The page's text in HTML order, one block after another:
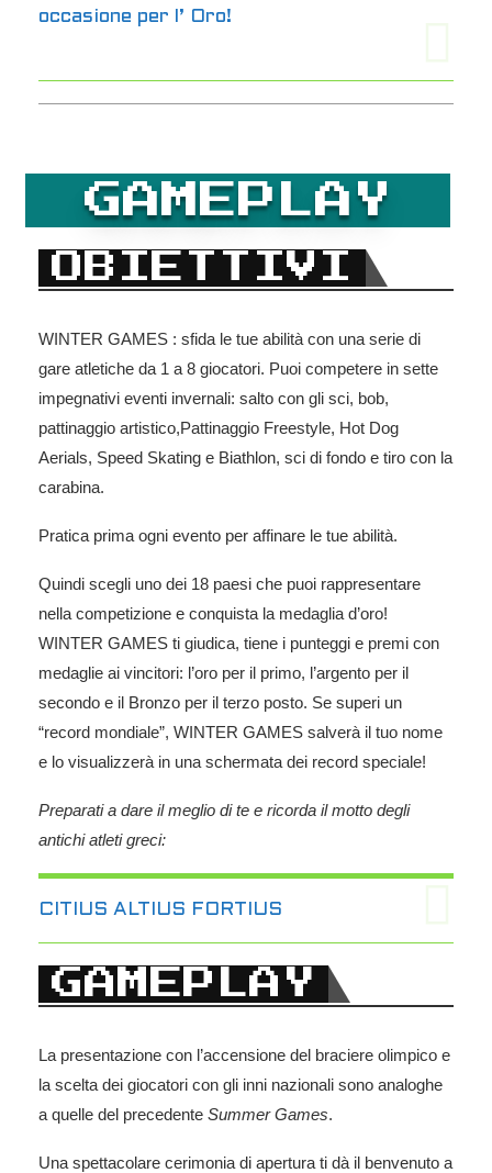
occasione per l’ Oro!
GAMEPLAY
OBIETTIVI
WINTER GAMES : sfida le tue abilità con una serie di
gare atletiche da 1 a 8 giocatori. Puoi competere in sette
impegnativi eventi invernali: salto con gli sci, bob,
pattinaggio artistico,Pattinaggio Freestyle, Hot Dog
Aerials, Speed ​​Skating e Biathlon, sci di fondo e tiro con la
carabina.
Pratica prima ogni evento per affinare le tue abilità.
Quindi scegli uno dei 18 paesi che puoi rappresentare
nella competizione e conquista la medaglia d’oro!
WINTER GAMES ti giudica, tiene i punteggi e premi con
medaglie ai vincitori: l’oro per il primo, l’argento per il
secondo e il Bronzo per il terzo posto. Se superi un
“record mondiale”, WINTER GAMES salverà il tuo nome
e lo visualizzerà in una schermata dei record speciale!
Preparati a dare il meglio di te e ricorda il motto degli
antichi atleti greci:
CITIUS ALTIUS FORTIUS
GAMEPLAY
La presentazione con l’accensione del braciere olimpico e
la scelta dei giocatori con gli inni nazionali sono analoghe
a quelle del precedente Summer Games.
Una spettacolare cerimonia di apertura ti dà il benvenuto a